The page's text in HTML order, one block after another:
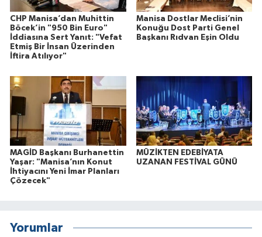
CHP Manisa’dan Muhittin
Böcek’in "950 Bin Euro"
İddiasına Sert Yanıt: "Vefat
Etmiş Bir İnsan Üzerinden
İftira Atılıyor"
Manisa Dostlar Meclisi’nin
Konuğu Dost Parti Genel
Başkanı Rıdvan Eşin Oldu
MAGİD Başkanı Burhanettin
Yaşar: "Manisa’nın Konut
İhtiyacını Yeni İmar Planları
Çözecek"
MÜZİKTEN EDEBİYATA
UZANAN FESTİVAL GÜNÜ
Yorumlar